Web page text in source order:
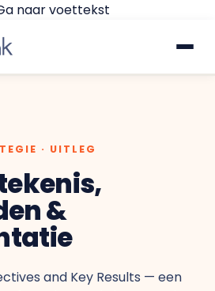
naar voettekst
· UITLEG
&
and Key Results — een